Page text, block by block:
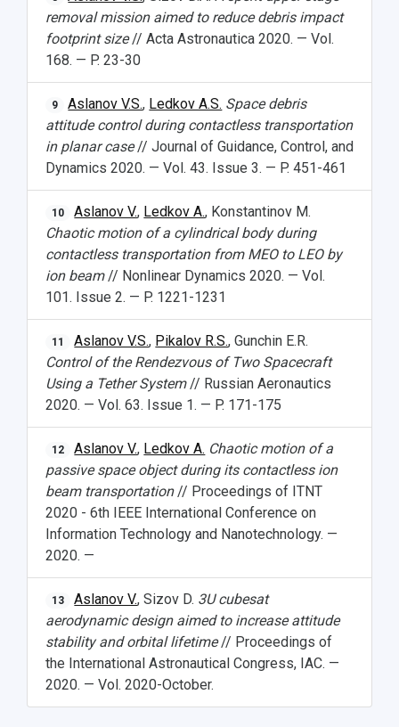
removal mission aimed to reduce debris impact
footprint size// Acta Astronautica 2020. — Vol.
168. — P. 23-30
9 Aslanov V.S., Ledkov A.S. Space debris
attitude control during contactless transportation
in planar case// Journal of Guidance, Control, and
Dynamics 2020. — Vol. 43. Issue 3. — P. 451-461
10 Aslanov V., Ledkov A., Konstantinov M.
Chaotic motion of a cylindrical body during
contactless transportation from MEO to LEO by
ion beam// Nonlinear Dynamics 2020. — Vol.
101. Issue 2. — P. 1221-1231
11 Aslanov V.S., Pikalov R.S., Gunchin E.R.
Control of the Rendezvous of Two Spacecraft
Using a Tether System// Russian Aeronautics
2020. — Vol. 63. Issue 1. — P. 171-175
12 Aslanov V., Ledkov A. Chaotic motion of a
passive space object during its contactless ion
beam transportation// Proceedings of ITNT
2020 - 6th IEEE International Conference on
Information Technology and Nanotechnology. —
2020. —
13 Aslanov V., Sizov D. 3U cubesat
aerodynamic design aimed to increase attitude
stability and orbital lifetime// Proceedings of
the International Astronautical Congress, IAC. —
2020. — Vol. 2020-October.